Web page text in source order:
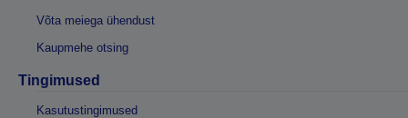
Võta meiega ühendust
Kaupmehe otsing
Tingimused
Kasutustingimused